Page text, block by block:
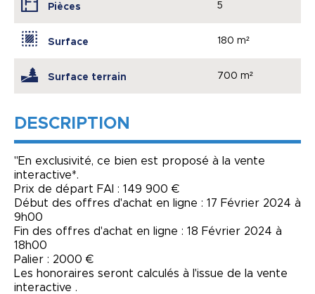
Pièces 5
Surface 180 m²
Surface terrain 700 m²
DESCRIPTION
"En exclusivité, ce bien est proposé à la vente
interactive*.
Prix de départ FAI : 149 900 €
Début des offres d'achat en ligne : 17 Février 2024 à
9h00
Fin des offres d'achat en ligne : 18 Février 2024 à
18h00
Palier : 2000 €
Les honoraires seront calculés à l'issue de la vente
interactive .